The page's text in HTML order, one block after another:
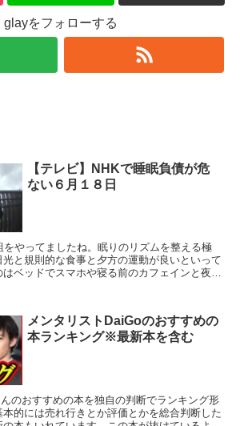
glayをフォローする
【テレビ】NHKで睡眠負債が危
ない６月１８日
をやってましたね。眠りのリズムを整える極
と規則的な食事と夕方の運動が良いといって
ベッドでスマホや寝る前のカフェインと夜の
メンタリストDaiGoのおすすめの
本ランキング※最新本を含む
のおすすめの本を独自の判断でランキング形
的には売れ行きとか評価とかを総合判断した